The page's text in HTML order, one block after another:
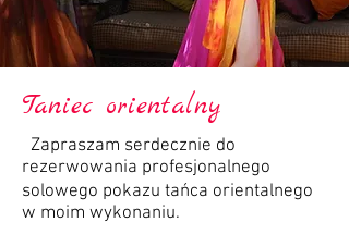
Taniec orientalny
Zapraszam serdecznie do
rezerwowania profesjonalnego
solowego pokazu tańca orientalnego
w moim wykonaniu.